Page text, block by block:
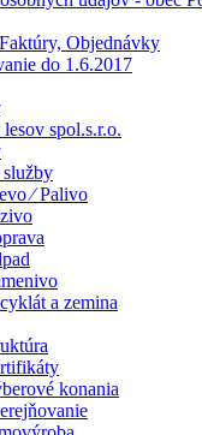
Objednávky
do 1.6.2017
spol.s.r.o.
⁄ Palivo
a zemina
konania